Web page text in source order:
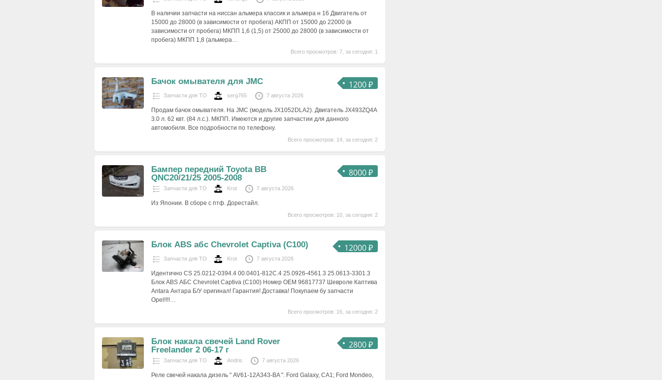
В наличии запчасти на ниссан альмера классик и альмера н 16 Двигатель от
15000 до 28000 (в зависимости от пробега) АКПП от 15000 до 22000 (в
зависимости от пробега) МКПП 1,6 (1,5) от 25000 до 28000 (в зависимости от
пробега) МКПП 1,8 (альмера…
Всего просмотров: 7, за сегодня: 1
1200 ₽
Бачок омывателя для JMC
Запчасти для ТО serg765 7 августа 2026
Продам бачок омывателя. На JMC (модель JX1052DLA2). Двигатель JX493ZQ4A
3.0 л. 62 квт. (84 л.с.). МКПП. Имеются и другие запчастии для данного
автомобиля. Все подробности по телефону.
Всего просмотров: 14, за сегодня: 2
8000 ₽
Бампер передний Toyota BB
QNC20/21/25 2005-2008
Запчасти для ТО Krot 7 августа 2026
Из Японии. В сборе с птф. Дорестайл.
Всего просмотров: 10, за сегодня: 2
12000 ₽
Блок ABS абс Chevrolet Captiva (C100)
Запчасти для ТО Krot 7 августа 2026
Идентично CS 25.0212-0394.4 00.0401-812C.4 25.0926-4561.3 25.0613-3301.3
Блок ABS АБС Chevrolet Captiva (C100) Номер OEM 96817737 Шевроле Каптива
Antara Антара Б/У оригинал! Гарантия! Доставка! Покупаем бу запчасти
Opel!!!!…
Всего просмотров: 16, за сегодня: 2
2800 ₽
Блок накала свечей Land Rover
Freelander 2 06-17 г
Запчасти для ТО Andris 7 августа 2026
Реле свечей накала дизель " AV61-12A343-BA ". Ford Galaxy, CA1; Ford Mondeo,